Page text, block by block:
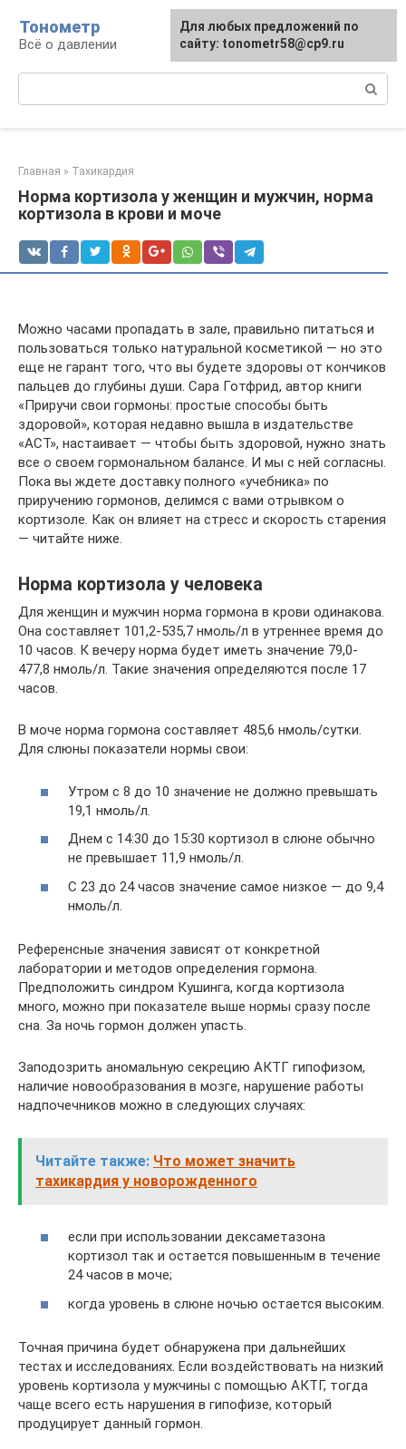
контенту
Тонометр
Всё о давлении
Главная » Тахикардия
Норма кортизола у женщин и мужчин, норма
кортизола в крови и моче
Можно часами пропадать в зале, правильно питаться и
пользоваться только натуральной косметикой — но это
еще не гарант того, что вы будете здоровы от кончиков
пальцев до глубины души. Сара Готфрид, автор книги
«Приручи свои гормоны: простые способы быть
здоровой», которая недавно вышла в издательстве
«АСТ», настаивает — чтобы быть здоровой, нужно знать
все о своем гормональном балансе. И мы с ней согласны.
Пока вы ждете доставку полного «учебника» по
приручению гормонов, делимся с вами отрывком о
кортизоле. Как он влияет на стресс и скорость старения
— читайте ниже.
Норма кортизола у человека
Для женщин и мужчин норма гормона в крови одинакова.
Она составляет 101,2-535,7 нмоль/л в утреннее время до
10 часов. К вечеру норма будет иметь значение 79,0-
477,8 нмоль/л. Такие значения определяются после 17
часов.
В моче норма гормона составляет 485,6 нмоль/сутки.
Для слюны показатели нормы свои:
Утром с 8 до 10 значение не должно превышать
19,1 нмоль/л.
Днем с 14:30 до 15:30 кортизол в слюне обычно
не превышает 11,9 нмоль/л.
С 23 до 24 часов значение самое низкое — до 9,4
нмоль/л.
Референсные значения зависят от конкретной
лаборатории и методов определения гормона.
Предположить синдром Кушинга, когда кортизола
много, можно при показателе выше нормы сразу после
сна. За ночь гормон должен упасть.
Заподозрить аномальную секрецию АКТГ гипофизом,
наличие новообразования в мозге, нарушение работы
надпочечников можно в следующих случаях:
Читайте также: Что может значить
тахикардия у новорожденного
если при использовании дексаметазона
кортизол так и остается повышенным в течение
24 часов в моче;
когда уровень в слюне ночью остается высоким.
Точная причина будет обнаружена при дальнейших
тестах и исследованиях. Если воздействовать на низкий
уровень кортизола у мужчины с помощью АКТГ, тогда
чаще всего есть нарушения в гипофизе, который
продуцирует данный гормон.
Для любых предложений по
сайту: tonometr58@cp9.ru
Для любых предложений по
сайту: tonometr58@cp9.ru